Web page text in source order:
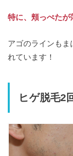
特に、頬っぺたが
アゴのラインもま
れています！
ヒゲ脱毛2